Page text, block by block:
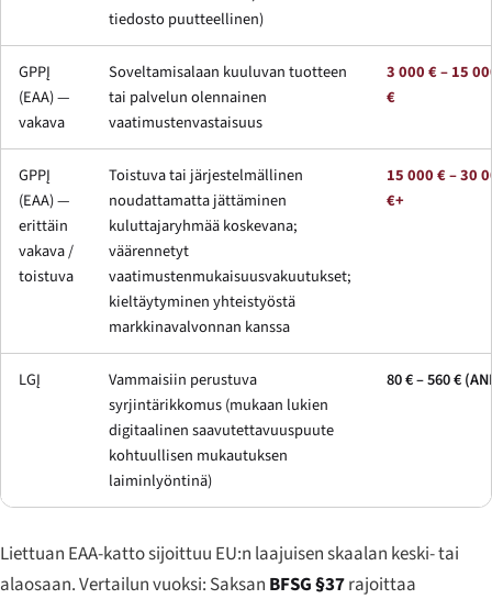
tiedosto puutteellinen)
GPPĮ
(EAA) —
vakava
Soveltamisalaan kuuluvan tuotteen
tai palvelun olennainen
vaatimustenvastaisuus
3 000 € – 15
€
GPPĮ
(EAA) —
erittäin
vakava /
toistuva
Toistuva tai järjestelmällinen
noudattamatta jättäminen
kuluttajaryhmää koskevana;
väärennetyt
vaatimustenmukaisuusvakuutukset;
kieltäytyminen yhteistyöstä
markkinavalvonnan kanssa
15 000 € – 30
€+
LGĮ
Vammaisiin perustuva
syrjintärikkomus (mukaan lukien
digitaalinen saavutettavuuspuute
kohtuullisen mukautuksen
laiminlyöntinä)
80 € – 560 €
Liettuan EAA-katto sijoittuu EU:n laajuisen skaalan keski- tai
alaosaan. Vertailun vuoksi: Saksan BFSG §37rajoittaa